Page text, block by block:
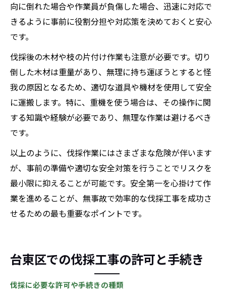
向に倒れた場合や作業員が負傷した場合、迅速に対応で
きるように事前に役割分担や対応策を決めておくと安心
です。
伐採後の木材や枝の片付け作業も注意が必要です。切り
倒した木材は重量があり、無理に持ち運ぼうとすると怪
我の原因となるため、適切な道具や機材を使用して安全
に運搬します。特に、重機を使う場合は、その操作に関
する知識や経験が必要であり、無理な作業は避けるべき
です。
以上のように、伐採作業にはさまざまな危険が伴います
が、事前の準備や適切な安全対策を行うことでリスクを
最小限に抑えることが可能です。安全第一を心掛けて作
業を進めることが、無事故で効率的な伐採工事を成功さ
せるための最も重要なポイントです。
台東区での伐採工事の許可と手続き
伐採に必要な許可や手続きの種類